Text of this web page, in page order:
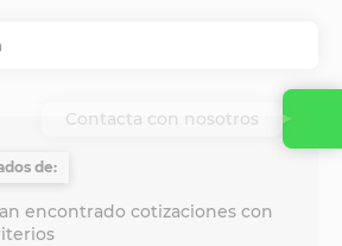
de:
encontrado cotizaciones con
Contacta con nosotros